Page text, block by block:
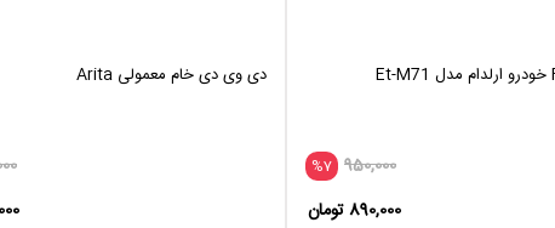
%7 950,000
890,000 تومان
دی وی دی خام معمولی Arita